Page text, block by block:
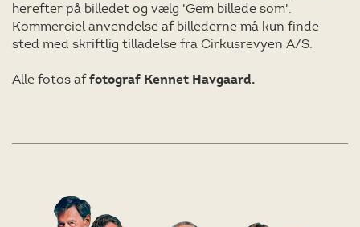
herefter på billedet og vælg 'Gem billede som'.
Kommerciel anvendelse af billederne må kun finde
sted med skriftlig tilladelse fra Cirkusrevyen A/S.
Alle fotos affotograf Kennet Havgaard.